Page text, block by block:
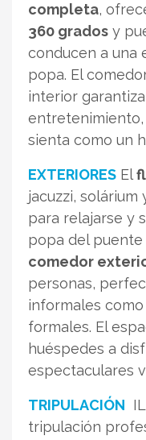
completa,
360 grados y
conducen a una
popa. El
interior
entretenimiento,
sienta como un
EXTERIORES El
jacuzzi, solárium
para relajarse y
popa del
comedor
personas,
informales
formales. El
huéspedes a
espectaculares
TRIPULACIÓN
tripulación